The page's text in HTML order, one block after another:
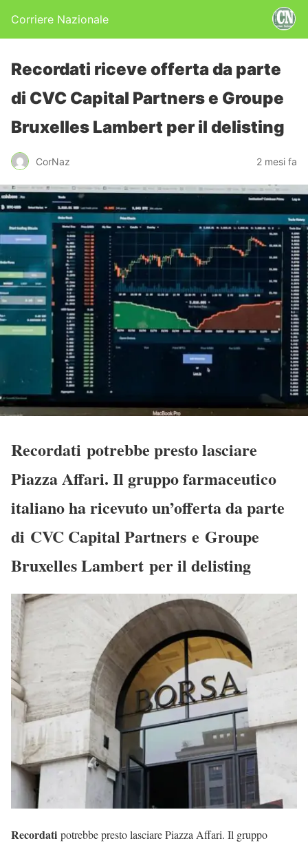
Corriere Nazionale
Recordati riceve offerta da parte
di CVC Capital Partners e Groupe
Bruxelles Lambert per il delisting
CorNaz 2 mesi fa
Recordati potrebbe presto lasciare
Piazza Affari. Il gruppo farmaceutico
italiano ha ricevuto un’offerta da parte
di CVC Capital Partners e Groupe
Bruxelles Lambert per il delisting
Recordati potrebbe presto lasciare Piazza Affari. Il gruppo